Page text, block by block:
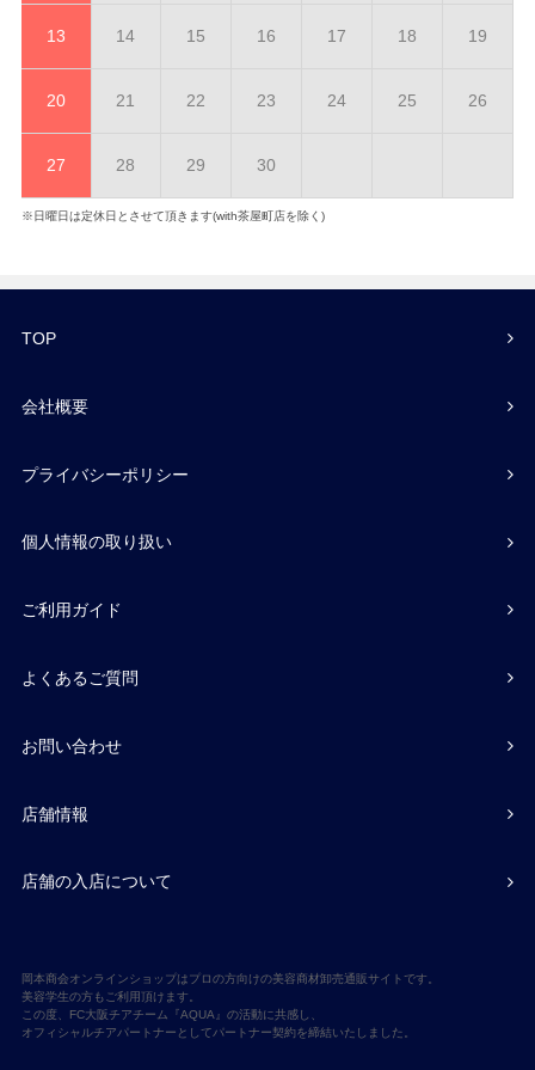
13 14 15 16 17 18 19
20 21 22 23 24 25 26
27 28 29 30
※日曜日は定休日とさせて頂きます(with茶屋町店を除く)
TOP
会社概要
プライバシーポリシー
個人情報の取り扱い
ご利用ガイド
よくあるご質問
お問い合わせ
店舗情報
店舗の入店について
岡本商会オンラインショップはプロの方向けの美容商材卸売通販サイトです。
美容学生の方もご利用頂けます。
この度、FC大阪チアチーム『AQUA』の活動に共感し、
オフィシャルチアパートナーとしてパートナー契約を締結いたしました。